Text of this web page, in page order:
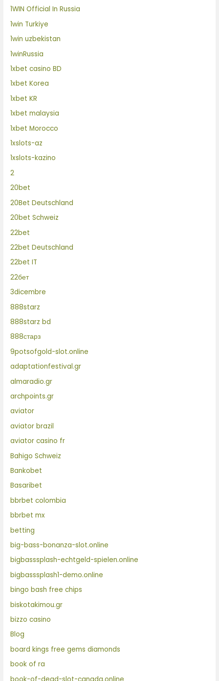
1WIN Official In Russia
1win Turkiye
1win uzbekistan
1winRussia
1xbet casino BD
1xbet Korea
1xbet KR
1xbet malaysia
1xbet Morocco
1xslots-az
1xslots-kazino
2
20bet
20Bet Deutschland
20bet Schweiz
22bet
22bet Deutschland
22bet IT
22бет
3dicembre
888starz
888starz bd
888старз
9potsofgold-slot.online
adaptationfestival.gr
almaradio.gr
archpoints.gr
aviator
aviator brazil
aviator casino fr
Bahigo Schweiz
Bankobet
Basaribet
bbrbet colombia
bbrbet mx
betting
big-bass-bonanza-slot.online
bigbasssplash-echtgeld-spielen.online
bigbasssplash1-demo.online
bingo bash free chips
biskotakimou.gr
bizzo casino
Blog
board kings free gems diamonds
book of ra